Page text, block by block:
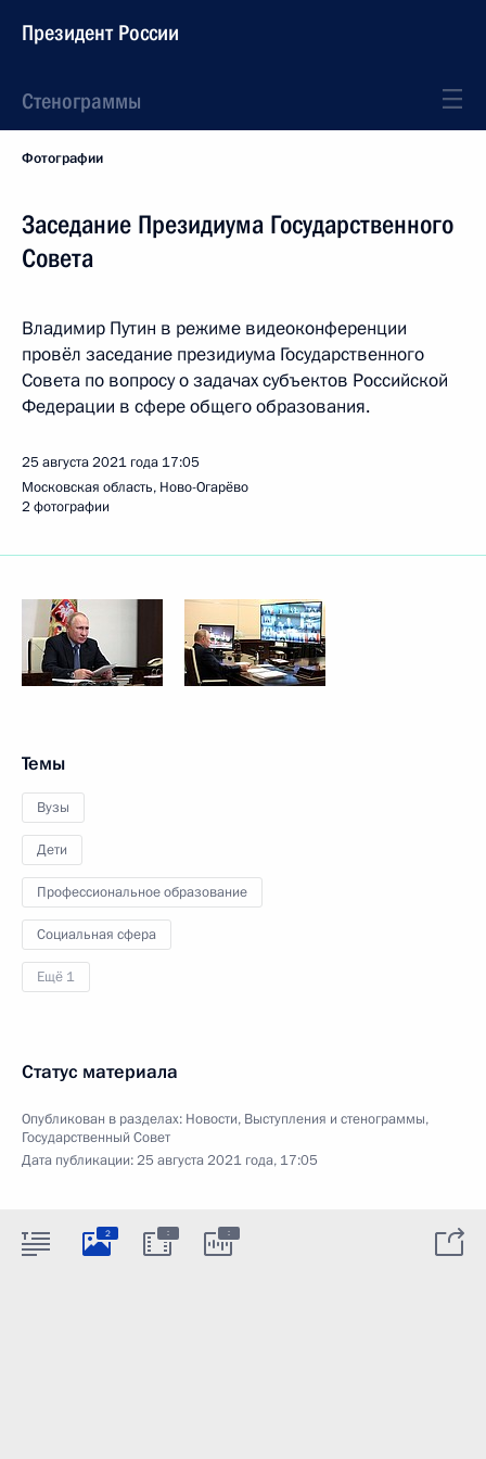
Президент России
Стенограммы
Фотографии
Заседание Президиума Государственного
Совета
Владимир Путин в режиме видеоконференции
провёл заседание президиума Государственного
Совета по вопросу о задачах субъектов Российской
Федерации в сфере общего образования.
25 августа 2021 года 17:05
Московская область, Ново-Огарёво
2 фотографии
Темы
Вузы
Дети
Профессиональное образование
Социальная сфера
Ещё 1
Статус материала
Опубликован в разделах: Новости, Выступления и стенограммы,
Государственный Совет
Дата публикации:25 августа 2021 года, 17:05
2 : :